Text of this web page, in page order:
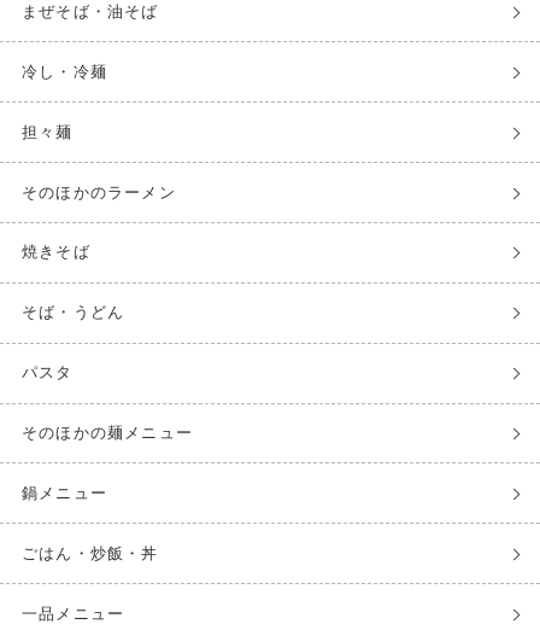
まぜそば・油そば
冷し・冷麺
担々麺
そのほかのラーメン
焼きそば
そば・うどん
パスタ
そのほかの麺メニュー
鍋メニュー
ごはん・炒飯・丼
一品メニュー